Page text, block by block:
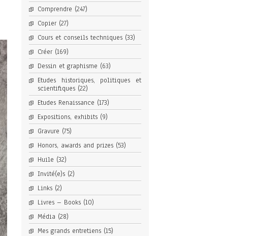
Comprendre (247)
Copier(27)
Cours et conseils techniques(33)
Créer(169)
Dessin et graphisme (63)
Etudes historiques, politiques et
scientifiques(22)
Etudes Renaissance (173)
Expositions, exhibits(9)
Gravure (75)
Honors, awards and prizes(53)
Huile (32)
Invité(e)s(2)
Links(2)
Livres – Books(10)
Média (28)
Mes grands entretiens(15)